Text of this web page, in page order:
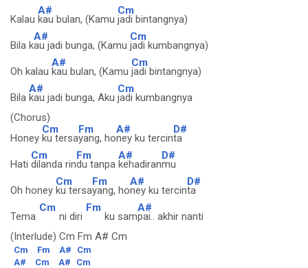
Kalau
A#
kau bulan, (Kamu
Cm
jadi bintangnya)
Bila k
A#
au jadi bunga, (Kamu
Cm
jadi kumbangnya)
Oh kalau
A#
kau bulan, (Kamu
Cm
jadi bintangnya)
Bila
A#
kau jadi bunga, Aku
Cm
jadi kumbangnya
(Chorus)
Honey
Cm
ku tersa
Fm
yang, ho
A#
ney ku tercin
D#
ta
Hati
Cm
dilanda rin
Fm
du tanpa
A#
kehadiran
D#
mu
Oh honey
Cm
ku tersa
Fm
yang, ho
A#
ney ku tercin
D#
ta
Tema
Cm
ni diri
Fm
ku sam
A#
pai.. akhir nanti
(Interlude) Cm Fm A# Cm
Cm Fm A#
Cm
A#
Cm A#
Cm